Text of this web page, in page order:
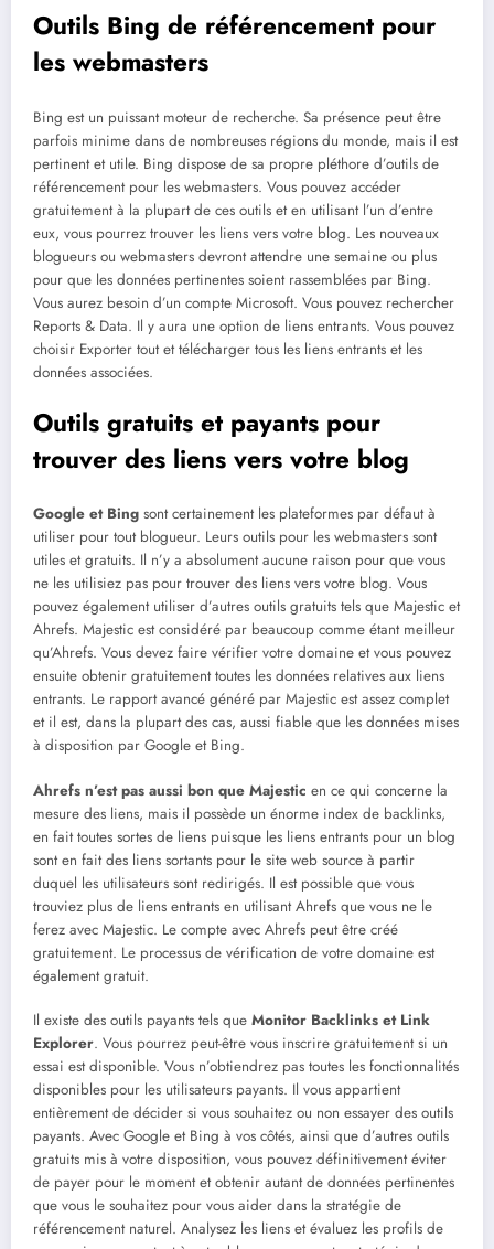
Outils Bing de référencement pour
les webmasters
Bing est un puissant moteur de recherche. Sa présence peut être
parfois minime dans de nombreuses régions du monde, mais il est
pertinent et utile. Bing dispose de sa propre pléthore d’outils de
référencement pour les webmasters. Vous pouvez accéder
gratuitement à la plupart de ces outils et en utilisant l’un d’entre
eux, vous pourrez trouver les liens vers votre blog. Les nouveaux
blogueurs ou webmasters devront attendre une semaine ou plus
pour que les données pertinentes soient rassemblées par Bing.
Vous aurez besoin d’un compte Microsoft. Vous pouvez rechercher
Reports & Data. Il y aura une option de liens entrants. Vous pouvez
choisir Exporter tout et télécharger tous les liens entrants et les
données associées.
Outils gratuits et payants pour
trouver des liens vers votre blog
Google et Bing sont certainement les plateformes par défaut à
utiliser pour tout blogueur. Leurs outils pour les webmasters sont
utiles et gratuits. Il n’y a absolument aucune raison pour que vous
ne les utilisiez pas pour trouver des liens vers votre blog. Vous
pouvez également utiliser d’autres outils gratuits tels que Majestic et
Ahrefs. Majestic est considéré par beaucoup comme étant meilleur
qu’Ahrefs. Vous devez faire vérifier votre domaine et vous pouvez
ensuite obtenir gratuitement toutes les données relatives aux liens
entrants. Le rapport avancé généré par Majestic est assez complet
et il est, dans la plupart des cas, aussi fiable que les données mises
à disposition par Google et Bing.
Ahrefs n’est pas aussi bon que Majestic en ce qui concerne la
mesure des liens, mais il possède un énorme index de backlinks,
en fait toutes sortes de liens puisque les liens entrants pour un blog
sont en fait des liens sortants pour le site web source à partir
duquel les utilisateurs sont redirigés. Il est possible que vous
trouviez plus de liens entrants en utilisant Ahrefs que vous ne le
ferez avec Majestic. Le compte avec Ahrefs peut être créé
gratuitement. Le processus de vérification de votre domaine est
également gratuit.
Il existe des outils payants tels que Monitor Backlinks et Link
Explorer. Vous pourrez peut-être vous inscrire gratuitement si un
essai est disponible. Vous n’obtiendrez pas toutes les fonctionnalités
disponibles pour les utilisateurs payants. Il vous appartient
entièrement de décider si vous souhaitez ou non essayer des outils
payants. Avec Google et Bing à vos côtés, ainsi que d’autres outils
gratuits mis à votre disposition, vous pouvez définitivement éviter
de payer pour le moment et obtenir autant de données pertinentes
que vous le souhaitez pour vous aider dans la stratégie de
référencement naturel. Analysez les liens et évaluez les profils de